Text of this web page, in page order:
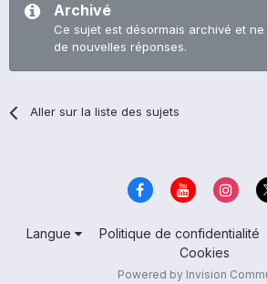
Archivé
Ce sujet est désormais archivé et
de nouvelles réponses.
Aller sur la liste des sujets
Langue Politique de confidentialité
Cookies
Powered by Invision